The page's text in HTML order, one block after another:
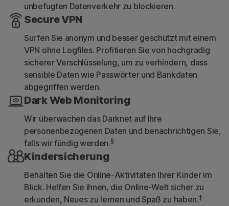
unbefugten Datenverkehr zu blockieren.
Secure VPN
Surfen Sie anonym und besser geschützt mit einem
VPN ohne Logfiles. Profitieren Sie von hochgradig
sicherer Verschlüsselung, um zu verhindern, dass
sensible Daten wie Passwörter und Bankdaten
abgegriffen werden.
Dark Web Monitoring
Wir überwachen das Darknet auf Ihre
personenbezogenen Daten und benachrichtigen Sie,
falls wir fündig werden.§
Kindersicherung
Behalten Sie die Online-Aktivitäten Ihrer Kinder im
Blick. Helfen Sie ihnen, die Online-Welt sicher zu
erkunden, Neues zu lernen und Spaß zu haben.‡